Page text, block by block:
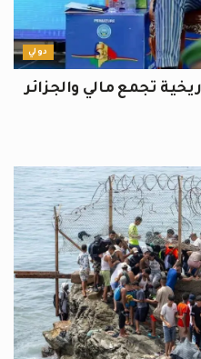
دولي
تجمع مالي والجزائر